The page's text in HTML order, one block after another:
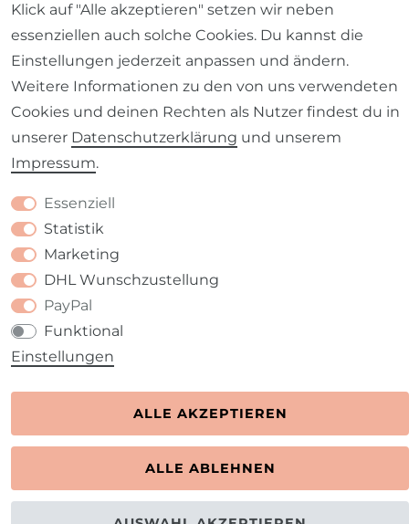
Impressum Daten­schutz­erklärung AGB
Barrierefreiheitserklärung Widerrufs­recht
VERTRAG WIDERRUFEN
Klick auf "Alle akzeptieren" setzen wir neben
essenziellen auch solche Cookies. Du kannst die
Einstellungen jederzeit anpassen und ändern.
Weitere Informationen zu den von uns verwendeten
Cookies und deinen Rechten als Nutzer findest du in
unserer Daten­schutz­erklärung und unserem
Impressum.
Essenziell
Statistik
Marketing
DHL Wunschzustellung
PayPal
Funktional
Einstellungen
ALLE AKZEPTIEREN
ALLE ABLEHNEN